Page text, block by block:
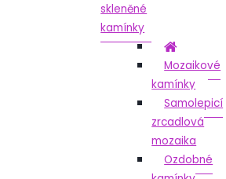
skleněné
kamínky
Mozaikové
kamínky
Samolepicí
zrcadlová
mozaika
Ozdobné